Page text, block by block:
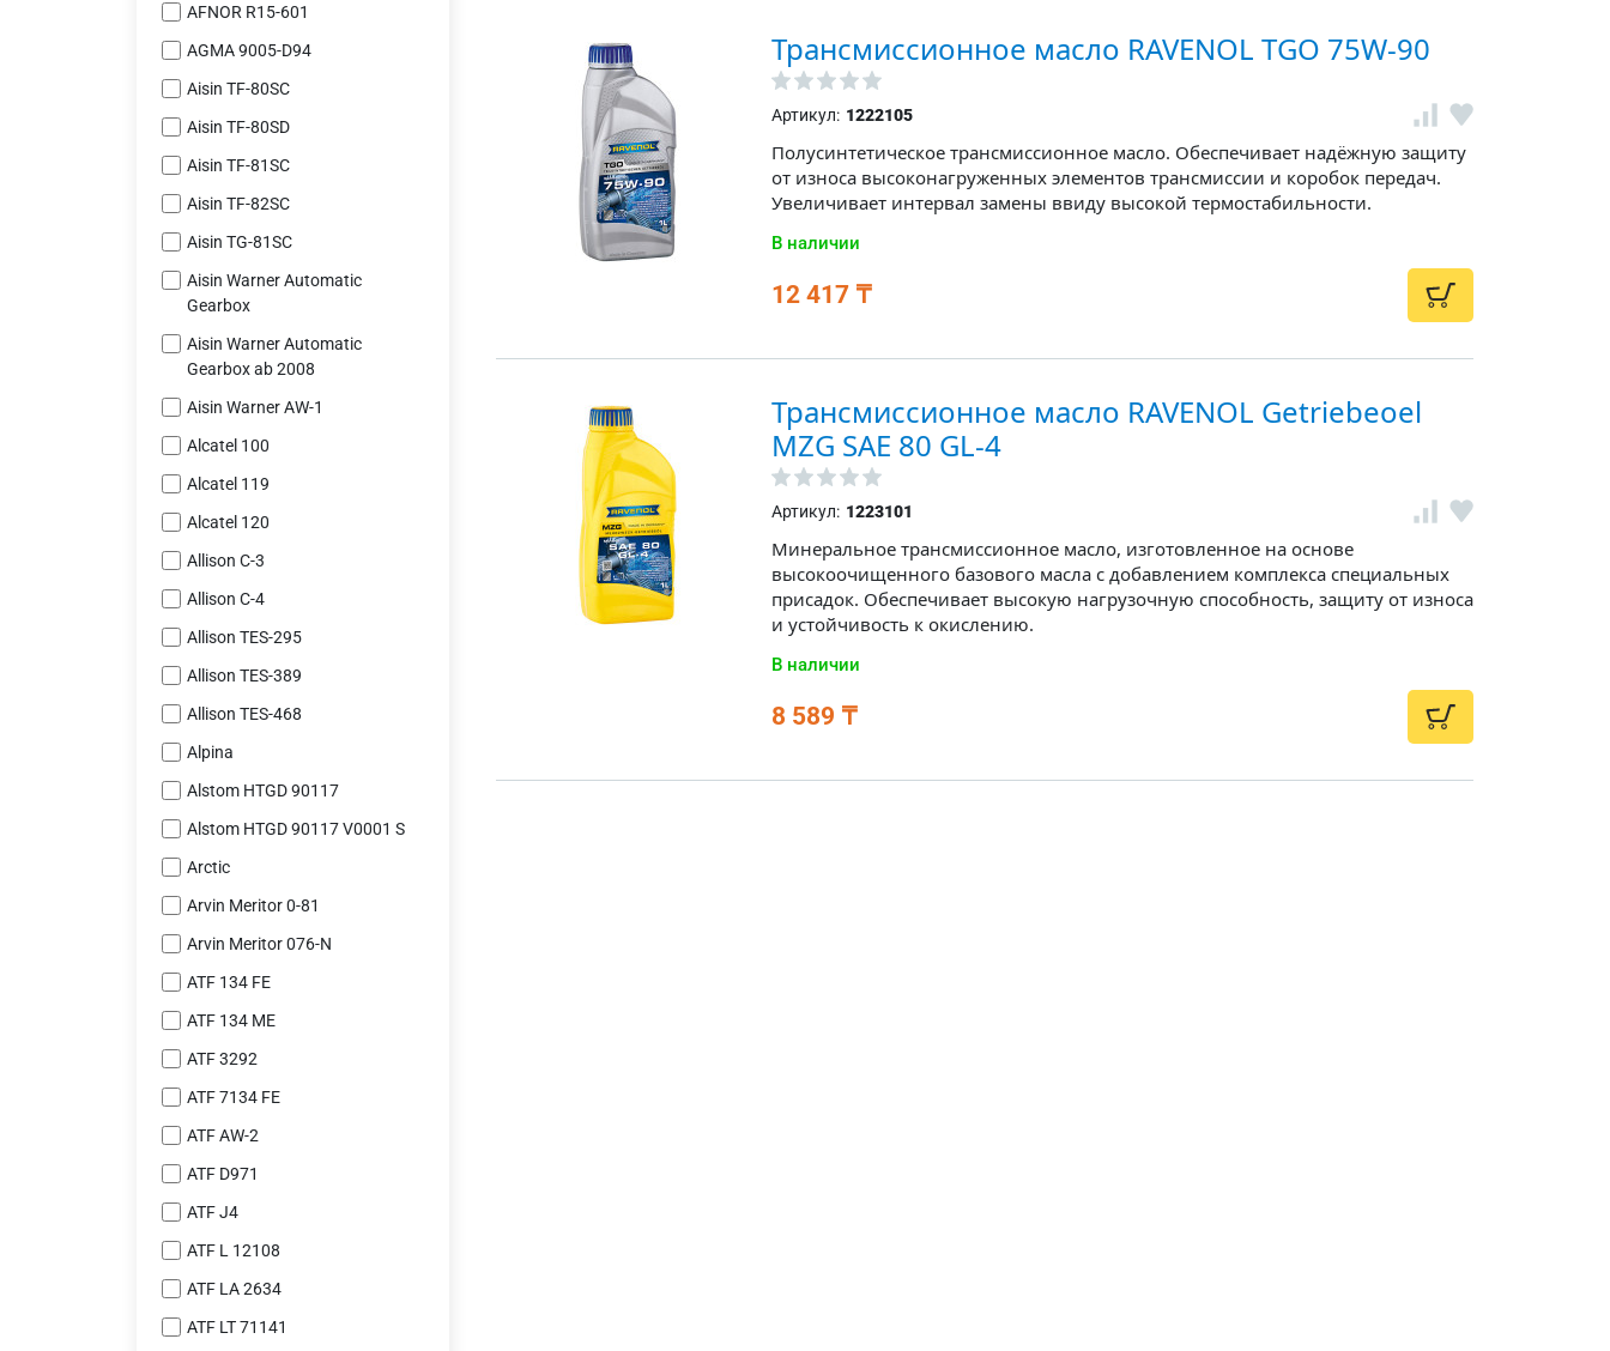
AFNOR R15-601
AGMA 9005-D94
Aisin TF-80SC
Aisin TF-80SD
Aisin TF-81SC
Aisin TF-82SC
Aisin TG-81SC
Aisin Warner Automatic
Gearbox
Aisin Warner Automatic
Gearbox ab 2008
Aisin Warner AW-1
Alcatel 100
Alcatel 119
Alcatel 120
Allison C-3
Allison C-4
Allison TES-295
Allison TES-389
Allison TES-468
Alpina
Alstom HTGD 90117
Alstom HTGD 90117 V0001 S
Arctic
Arvin Meritor 0-81
Arvin Meritor 076-N
ATF 134 FE
ATF 134 ME
ATF 3292
ATF 7134 FE
ATF AW-2
ATF D971
ATF J4
ATF L 12108
ATF LA 2634
ATF LT 71141
Трансмиссионное масло RAVENOL TGO 75W-90
Артикул: 1222105
Полусинтетическое трансмиссионное масло. Обеспечивает надёжную защиту
от износа высоконагруженных элементов трансмиссии и коробок передач.
Увеличивает интервал замены ввиду высокой термостабильности.
В наличии
12 417 ₸
Трансмиссионное масло RAVENOL Getriebeoel
MZG SAE 80 GL-4
Артикул: 1223101
Минеральное трансмиссионное масло, изготовленное на основе
высокоочищенного базового масла c добавлением комплекса специальных
присадок. Обеспечивает высокую нагрузочную способность, защиту от износа
и устойчивость к окислению.
В наличии
8 589 ₸